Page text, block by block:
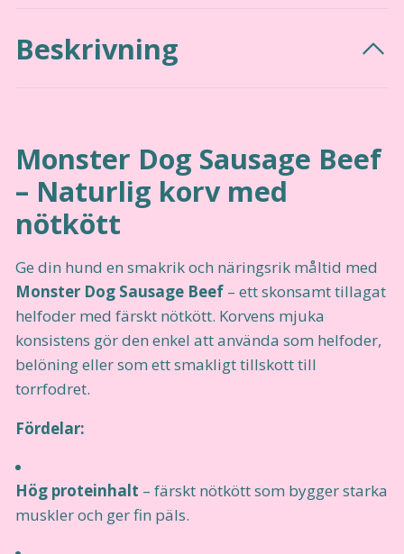
Beskrivning
Monster Dog Sausage Beef
– Naturlig korv med
nötkött
Ge din hund en smakrik och näringsrik måltid med
Monster Dog Sausage Beef – ett skonsamt tillagat
helfoder med färskt nötkött. Korvens mjuka
konsistens gör den enkel att använda som helfoder,
belöning eller som ett smakligt tillskott till
torrfodret.
Fördelar:
Hög proteinhalt – färskt nötkött som bygger starka
muskler och ger fin päls.